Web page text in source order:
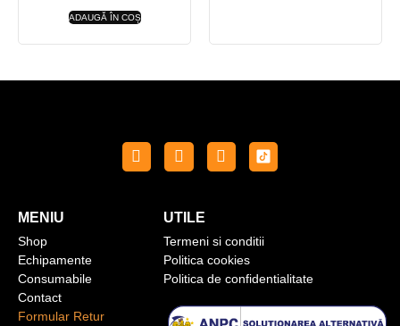
ADAUGĂ ÎN COȘ
MENIU
Shop
Echipamente
Consumabile
Contact
Formular Retur
UTILE
Termeni si conditii
Politica cookies
Politica de confidentialitate